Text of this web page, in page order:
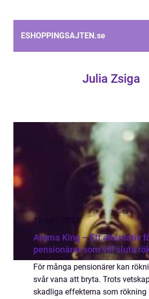
ESHOPPINGSAJTEN.se
Julia Zsiga
19 april 2023
Aroma King – Ett alternativ
pensionärer som vill sluta
För många pensionärer kan
svår vana att bryta. Trots
skadliga effekterna som rökning